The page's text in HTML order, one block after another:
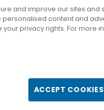
and improve our sites and
content and
privacy rights. For more
ACCEPT COOKIES